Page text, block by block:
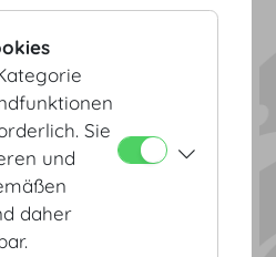
Sie
und
daher